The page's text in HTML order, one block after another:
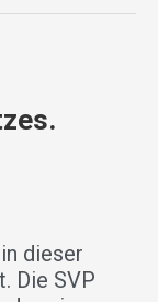
dieser
Die SVP